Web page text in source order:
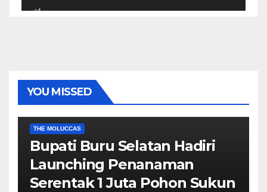
_=4
YOU MISSED
THE MOLUCCAS
Bupati Buru Selatan Hadiri
Launching Penanaman
Serentak 1 Juta Pohon Sukun